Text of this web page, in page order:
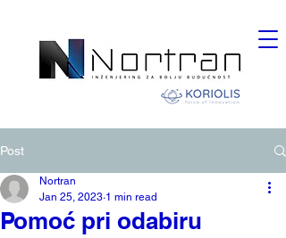
Post
Pomoć pri odabiru
Nortran
Jan 25, 2023 1 min read